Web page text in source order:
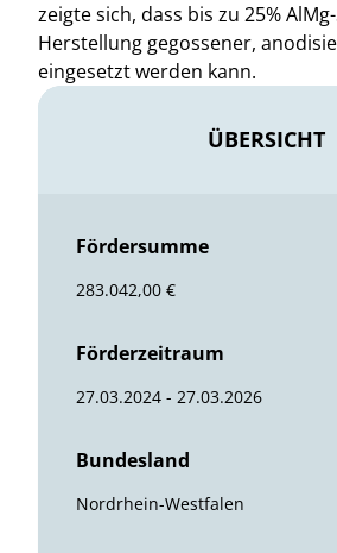
zeigte sich, dass bis zu 25%
Herstellung gegossener,
eingesetzt werden kann.
ÜBERSICHT
Fördersumme
283.042,00 €
Förderzeitraum
27.03.2024 - 27.03.2026
Bundesland
Nordrhein-Westfalen